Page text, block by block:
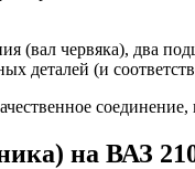
(вал червяка), два
деталей (и
на ВАЗ